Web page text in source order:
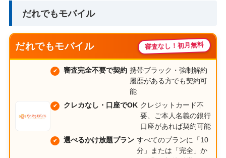
だれでもモバイル
だれでもモバイル 審査なし！初月無料
審査完全不要で契約 携帯ブラック・強制解約
履歴がある方でも契約可
能
クレカなし・口座でOK クレジットカード不
要、ご本人名義の銀行
口座があれば契約可能
選べるかけ放題プラン すべてのプランに「10
分」または「完全」か